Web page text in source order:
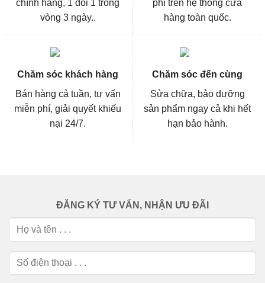
chính hãng, 1 đổi 1 trong
vòng 3 ngày..
phí trên hệ thống cửa
hàng toàn quốc.
Chăm sóc khách hàng
Bán hàng cả tuần, tư vấn
miễn phí, giải quyết khiếu
nại 24/7.
Chăm sóc đến cùng
Sửa chữa, bảo dưỡng
sản phẩm ngay cả khi hết
hạn bảo hành.
ĐĂNG KÝ TƯ VẤN, NHẬN ƯU ĐÃI